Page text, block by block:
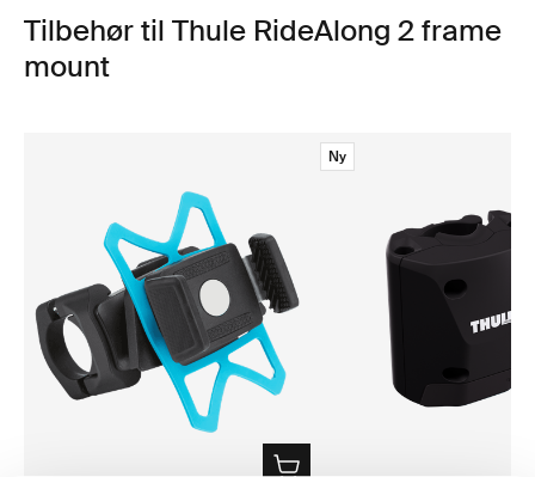
Tilbehør til Thule RideAlong 2 frame
mount
Ny